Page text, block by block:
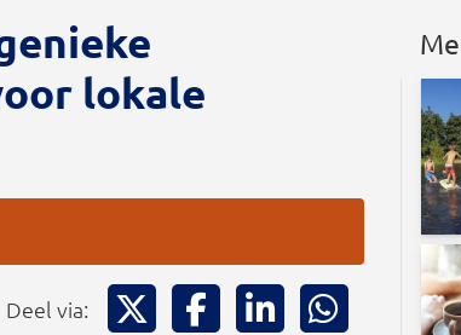
lokale
Deel via: Deel via XDeel via Facebook
Deel via LinkedIn
Deel via